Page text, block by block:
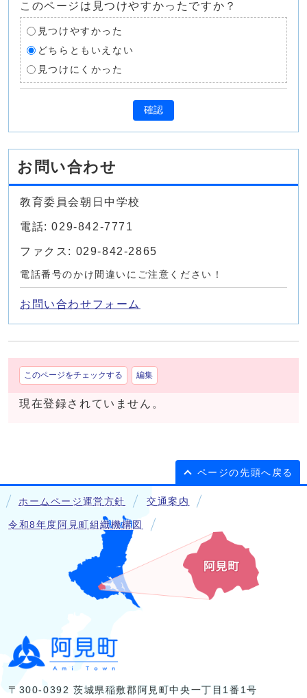
このページは見つけやすかったですか？
見つけやすかった
どちらともいえない
見つけにくかった
確認
お問い合わせ
教育委員会朝日中学校
電話: 029-842-7771
ファクス: 029-842-2865
電話番号のかけ間違いにご注意ください！
お問い合わせフォーム
このページをチェックする 編集
現在登録されていません。
ページの先頭へ戻る
ホームページ運営方針 交通案内
令和8年度阿見町組織機構図
〒300-0392 茨城県稲敷郡阿見町中央一丁目1番1号